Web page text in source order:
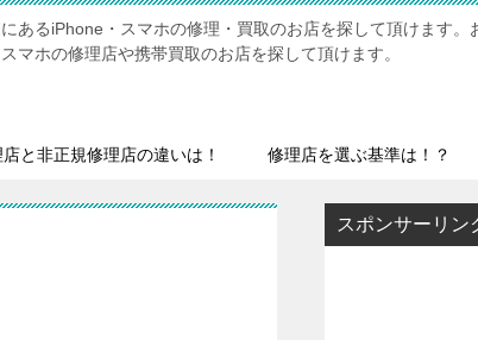
あるiPhone・スマホの修理・買取のお店を探して頂けます。
マホの修理店や携帯買取のお店を探して頂けます。
と非正規修理店の違いは！ 修理店を選ぶ基準は！？
スポンサーリン